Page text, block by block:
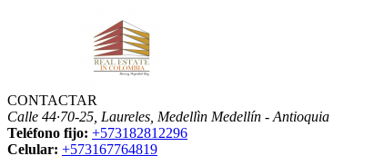
CONTACTAR
Calle 44·70-25, Laureles, Medellìn Medellín - Antioquia
Teléfono fijo: +573182812296
Celular: +573167764819